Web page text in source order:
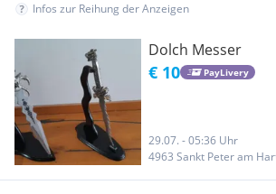
Infos zur Reihung der Anzeigen
Dolch Messer
€ 10 PayLivery
29.07. - 05:36 Uhr
4963 Sankt Peter am